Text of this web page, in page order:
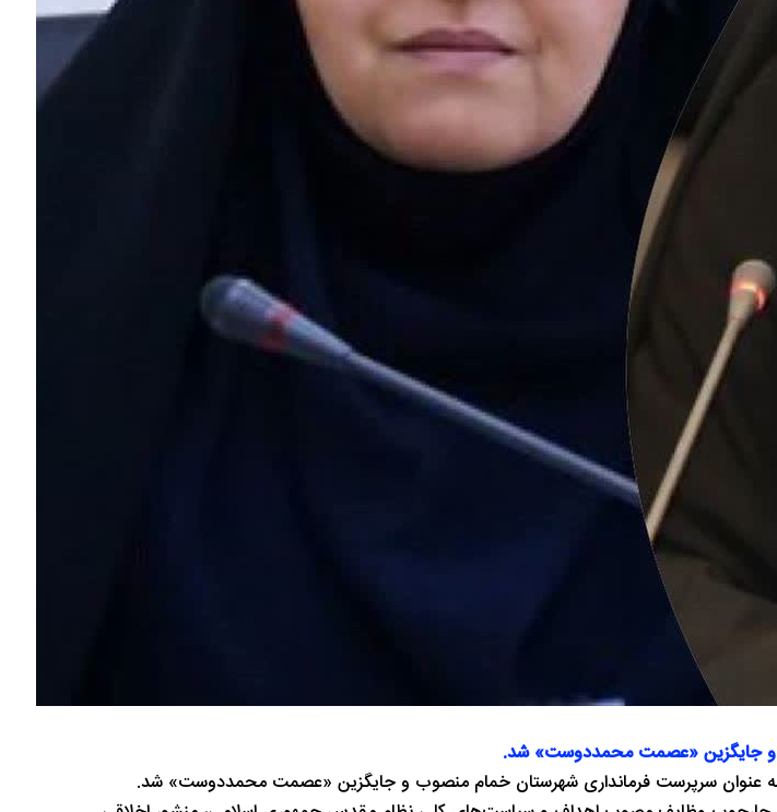
و جایگزین «عصمت محمددوست» شد.
عنوان سرپرست فرمانداری شهرستان خمام منصوب و جایگزین «عصمت محمددوست» شد.